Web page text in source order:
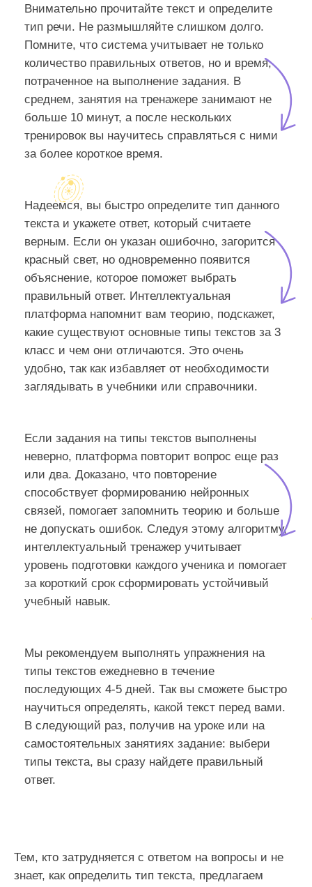
Внимательно прочитайте текст и определите
тип речи. Не размышляйте слишком долго.
Помните, что система учитывает не только
количество правильных ответов, но и время,
потраченное на выполнение задания. В
среднем, занятия на тренажере занимают не
больше 10 минут, а после нескольких
тренировок вы научитесь справляться с ними
за более короткое время.
Надеемся, вы быстро определите тип данного
текста и укажете ответ, который считаете
верным. Если он указан ошибочно, загорится
красный свет, но одновременно появится
объяснение, которое поможет выбрать
правильный ответ. Интеллектуальная
платформа напомнит вам теорию, подскажет,
какие существуют основные типы текстов за 3
класс и чем они отличаются. Это очень
удобно, так как избавляет от необходимости
заглядывать в учебники или справочники.
Если задания на типы текстов выполнены
неверно, платформа повторит вопрос еще раз
или два. Доказано, что повторение
способствует формированию нейронных
связей, помогает запомнить теорию и больше
не допускать ошибок. Следуя этому алгоритму,
интеллектуальный тренажер учитывает
уровень подготовки каждого ученика и помогает
за короткий срок сформировать устойчивый
учебный навык.
Мы рекомендуем выполнять упражнения на
типы текстов ежедневно в течение
последующих 4-5 дней. Так вы сможете быстро
научиться определять, какой текст перед вами.
В следующий раз, получив на уроке или на
самостоятельных занятиях задание: выбери
типы текста, вы сразу найдете правильный
ответ.
Тем, кто затрудняется с ответом на вопросы и не
знает, как определить тип текста, предлагаем